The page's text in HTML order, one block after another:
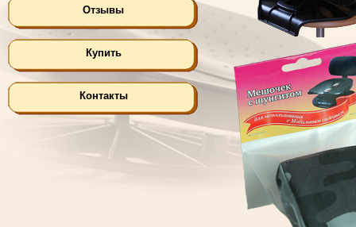
Отзывы
Купить
Контакты